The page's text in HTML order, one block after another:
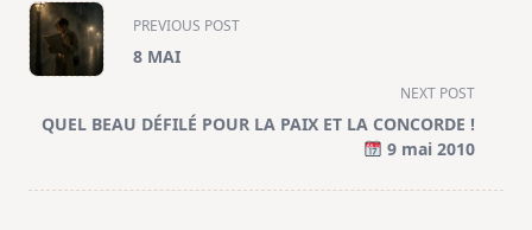
<span
class="nav-
subtitle
reader-
PREVIOUS POST
8 MAI
NEXT POST
QUEL BEAU DÉFILÉ POUR LA PAIX ET LA CONCORDE !
9 mai 2010